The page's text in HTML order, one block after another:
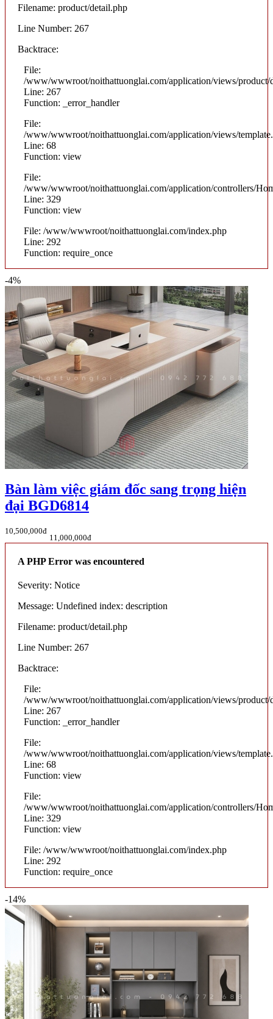
Filename: product/detail.php
Line Number: 267
Backtrace:
File:
/www/wwwroot/noithattuonglai.com/application/views/product/
Line: 267
Function: _error_handler
File:
/www/wwwroot/noithattuonglai.com/application/views/
Line: 68
Function: view
File:
/www/wwwroot/noithattuonglai.com/application/controllers/
Line: 329
Function: view
File: /www/wwwroot/noithattuonglai.com/index.php
Line: 292
Function: require_once
-4%
Bàn làm việc giám đốc sang trọng hiện
đại BGD6814
10,500,000đ
11,000,000đ
A PHP Error was encountered
Severity: Notice
Message: Undefined index: description
Filename: product/detail.php
Line Number: 267
Backtrace:
File:
/www/wwwroot/noithattuonglai.com/application/views/product/
Line: 267
Function: _error_handler
File:
/www/wwwroot/noithattuonglai.com/application/views/
Line: 68
Function: view
File:
/www/wwwroot/noithattuonglai.com/application/controllers/
Line: 329
Function: view
File: /www/wwwroot/noithattuonglai.com/index.php
Line: 292
Function: require_once
-14%